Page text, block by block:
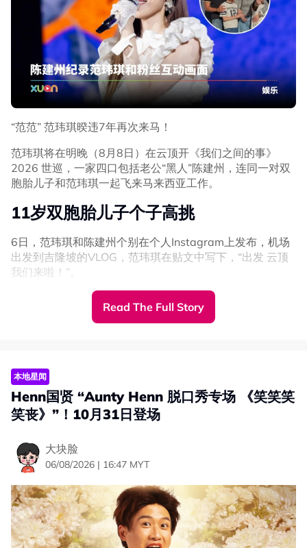
“范范” 范玮琪暌违7年再次来马！
范玮琪将在明晚（8月8日）在云顶开《我们之间的事》
2026 世巡，一家四口包括老公“黑人”陈建州，连同一对双
胞胎儿子和范玮琪一起飞来马来西亚工作。
11岁双胞胎儿子个子高挑
6日，范玮琪和陈建州个别在个人Instagram上发布，机场
出发到吉隆坡的VLOG，范玮琪在贴文中写下，“出发 云顶
我们来啦！”。
画面中看见，11岁的飞飞和翔翔身高已经超过172CM范玮
琪的肩膀，兄弟俩都个子高挑。
Read The Full Story
本地星闻
Henn国贤 “Aunty Henn 脱口秀专场 《笑笑笑
笑丧》”！10月31日登场
大块脸
06/08/2026 | 16:47 MYT